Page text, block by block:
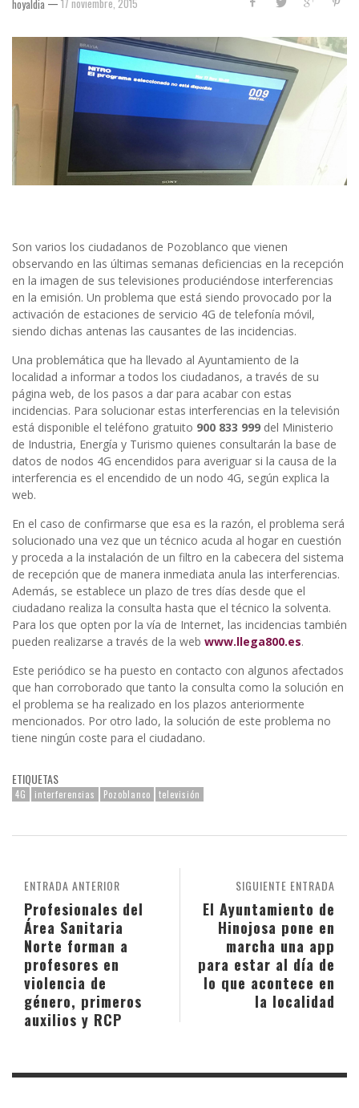
hoyaldia
Son varios los ciudadanos de Pozoblanco que vienen
observando en las últimas semanas deficiencias en la recepción
en la imagen de sus televisiones produciéndose interferencias
en la emisión. Un problema que está siendo provocado por la
activación de estaciones de servicio 4G de telefonía móvil,
siendo dichas antenas las causantes de las incidencias.
Una problemática que ha llevado al Ayuntamiento de la
localidad a informar a todos los ciudadanos, a través de su
página web, de los pasos a dar para acabar con estas
incidencias. Para solucionar estas interferencias en la televisión
está disponible el teléfono gratuito 900 833 999 del Ministerio
de Industria, Energía y Turismo quienes consultarán la base de
datos de nodos 4G encendidos para averiguar si la causa de la
interferencia es el encendido de un nodo 4G, según explica la
web.
En el caso de confirmarse que esa es la razón, el problema será
solucionado una vez que un técnico acuda al hogar en cuestión
y proceda a la instalación de un filtro en la cabecera del sistema
de recepción que de manera inmediata anula las interferencias.
Además, se establece un plazo de tres días desde que el
ciudadano realiza la consulta hasta que el técnico la solventa.
Para los que opten por la vía de Internet, las incidencias también
pueden realizarse a través de la web www.llega800.es.
Este periódico se ha puesto en contacto con algunos afectados
que han corroborado que tanto la consulta como la solución en
el problema se ha realizado en los plazos anteriormente
mencionados. Por otro lado, la solución de este problema no
tiene ningún coste para el ciudadano.
ETIQUETAS
4G interferencias Pozoblanco televisión
SIGUIENTE ENTRADA
El Ayuntamiento de
Hinojosa pone en
marcha una app
para estar al día de
lo que acontece en
la localidad
ENTRADA ANTERIOR
Profesionales del
Área Sanitaria
Norte forman a
profesores en
violencia de
género, primeros
auxilios y RCP